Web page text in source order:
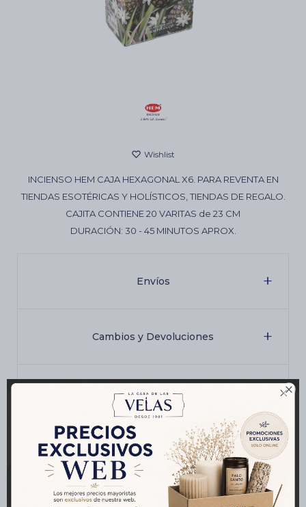

INCIENSO HEM CAJA HEXAGONAL X6. PARA REVENTA EN
TIENDAS ESOTÉRICAS Y HOLÍSTICOS, TIENDAS DE REGALO.
CAJITA CONTIENE 20 VARITAS de 23 CM
DURACIÓN: 30 - 45 MINUTOS APROX.
Envíos
Cambios y Devoluciones
Medios de pago
Productos que te pueden interesar
Aromatizantes de ambientes
Artículos Esotéricos